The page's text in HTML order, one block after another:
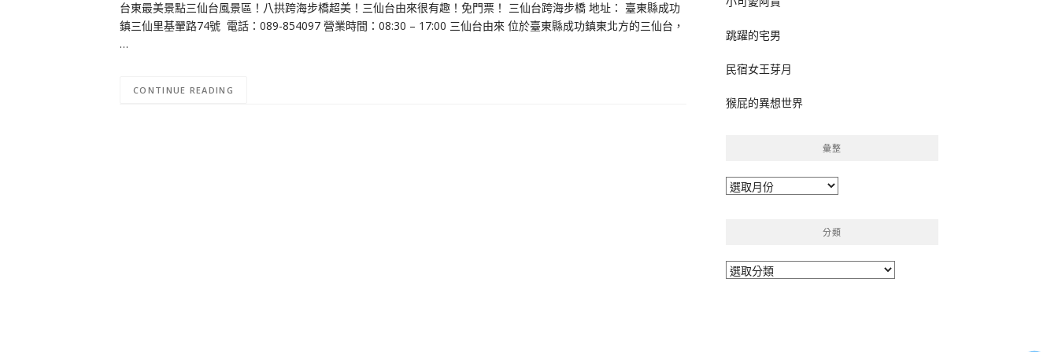
台東最美景點三仙台風景區！八拱跨海步橋超美！三仙台由來很有趣！免門票！ 三仙台跨海步橋 地址： 臺東縣成功
鎮三仙里基翬路74號 電話：089-854097 營業時間：08:30 – 17:00 三仙台由來 位於臺東縣成功鎮東北方的三仙台，
…
CONTINUE READING
跳躍的宅男
民宿女王芽月
猴屁的異想世界
彙整
彙
分類
分